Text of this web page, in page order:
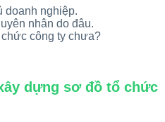
doanh nghiệp.
nhân do đâu.
công ty chưa?
dựng sơ đồ tổ chức